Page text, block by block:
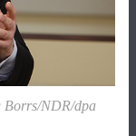
Borrs/​NDR/​dpa